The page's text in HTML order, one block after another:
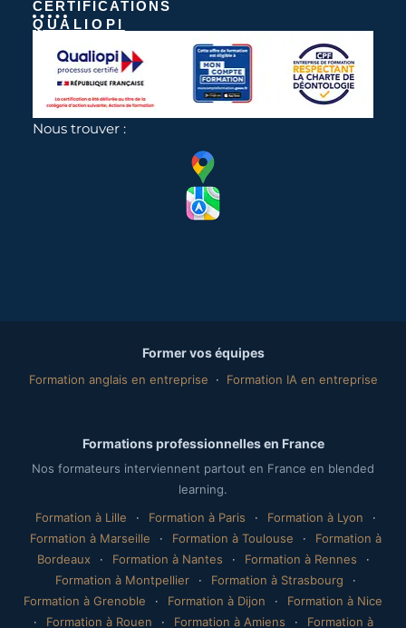
CERTIFICATIONS
QUALIOPI
Nous trouver :
Former vos équipes
Formation anglais en entreprise · Formation IA en entreprise
Formations professionnelles en France
Nos formateurs interviennent partout en France en blended
learning.
Formation à Lille
· Formation à Paris · Formation à Lyon
·
Formation à Marseille
· Formation à Toulouse ·
Formation à
Bordeaux
· Formation à Nantes · Formation à Rennes
·
Formation à Montpellier
· Formation à Strasbourg
·
Formation à Grenoble
· Formation à Dijon ·
Formation à Nice
·
Formation à Rouen · Formation à Amiens · Formation à